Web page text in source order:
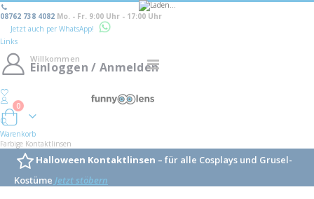
08762 738 4082 Mo. - Fr. 9:00 Uhr - 17:00 Uhr
Jetzt auch per WhatsApp!
Links
Navigation
Willkommen
Einloggen / Anmelden
Warenkorb
0
Warenkorb
Farbige Kontaktlinsen
Halloween Kontaktlinsen – für alle Cosplays und Grusel-
Kostüme Jetzt stöbern